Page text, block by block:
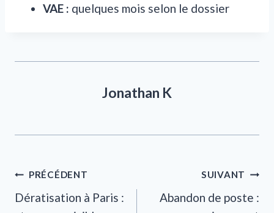
VAE : quelques mois selon le dossier
Jonathan K
Navigation
de
PRÉCÉDENT
Dératisation à Paris :
SUIVANT
Abandon de poste :